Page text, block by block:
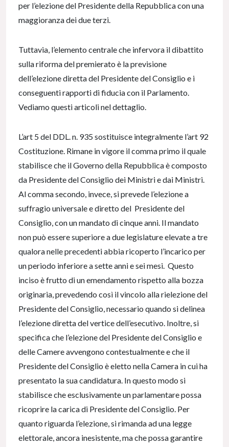
per l’elezione del Presidente della Repubblica con una
maggioranza dei due terzi.
Tuttavia, l’elemento centrale che infervora il dibattito
sulla riforma del premierato è la previsione
dell’elezione diretta del Presidente del Consiglio e i
conseguenti rapporti di fiducia con il Parlamento.
Vediamo questi articoli nel dettaglio.
L’art 5 del DDL. n. 935 sostituisce integralmente l’art 92
Costituzione. Rimane in vigore il comma primo il quale
stabilisce che il Governo della Repubblica è composto
da Presidente del Consiglio dei Ministri e dai Ministri.
Al comma secondo, invece, si prevede l’elezione a
suffragio universale e diretto del Presidente del
Consiglio, con un mandato di cinque anni. Il mandato
non può essere superiore a due legislature elevate a tre
qualora nelle precedenti abbia ricoperto l’incarico per
un periodo inferiore a sette anni e sei mesi. Questo
inciso è frutto di un emendamento rispetto alla bozza
originaria, prevedendo così il vincolo alla rielezione del
Presidente del Consiglio, necessario quando si delinea
l’elezione diretta del vertice dell’esecutivo. Inoltre, si
specifica che l’elezione del Presidente del Consiglio e
delle Camere avvengono contestualmente e che il
Presidente del Consiglio è eletto nella Camera in cui ha
presentato la sua candidatura. In questo modo si
stabilisce che esclusivamente un parlamentare possa
ricoprire la carica di Presidente del Consiglio. Per
quanto riguarda l’elezione, si rimanda ad una legge
elettorale, ancora inesistente, ma che possa garantire